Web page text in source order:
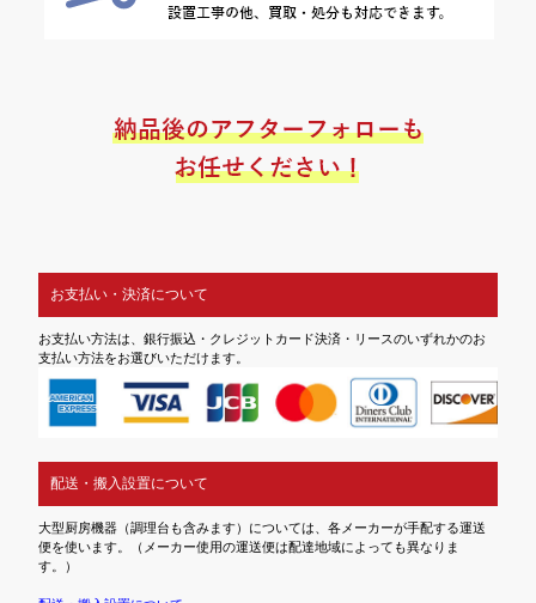
お支払い・決済について
お支払い方法は、銀行振込・クレジットカード決済・リースのいずれかのお
支払い方法をお選びいただけます。
配送・搬入設置について
大型厨房機器（調理台も含みます）については、各メーカーが手配する運送
便を使います。（メーカー使用の運送便は配達地域によっても異なりま
す。）